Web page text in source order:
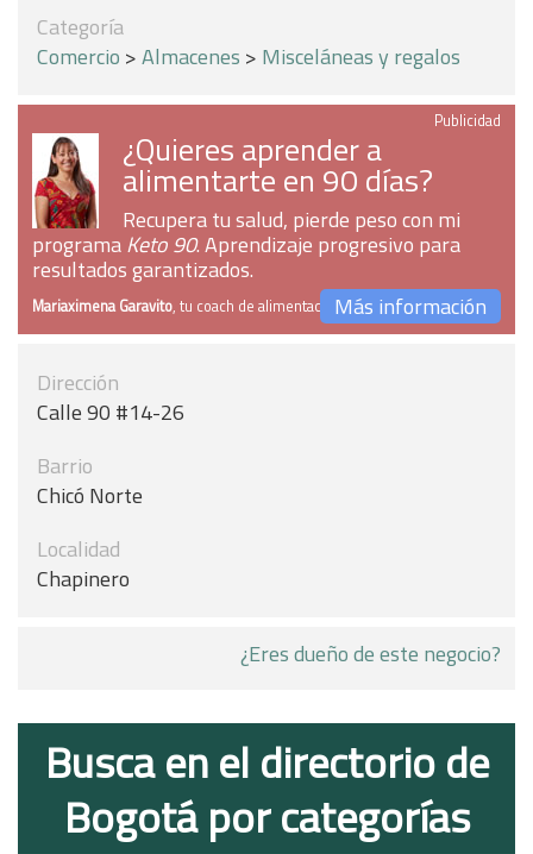
Categoría
Comercio >Almacenes > Misceláneas y regalos
Publicidad
¿Quieres aprender a
alimentarte en 90 días?
Recupera tu salud, pierde peso con mi
programaKeto 90. Aprendizaje progresivo para
resultados garantizados.
Mariaximena Garavito, tu coach de alimentaciónMás información
Dirección
Calle 90 #14-26
Barrio
Chicó Norte
Localidad
Chapinero
¿Eres dueño de este negocio?
Busca en el directorio de
Bogotá por categorías